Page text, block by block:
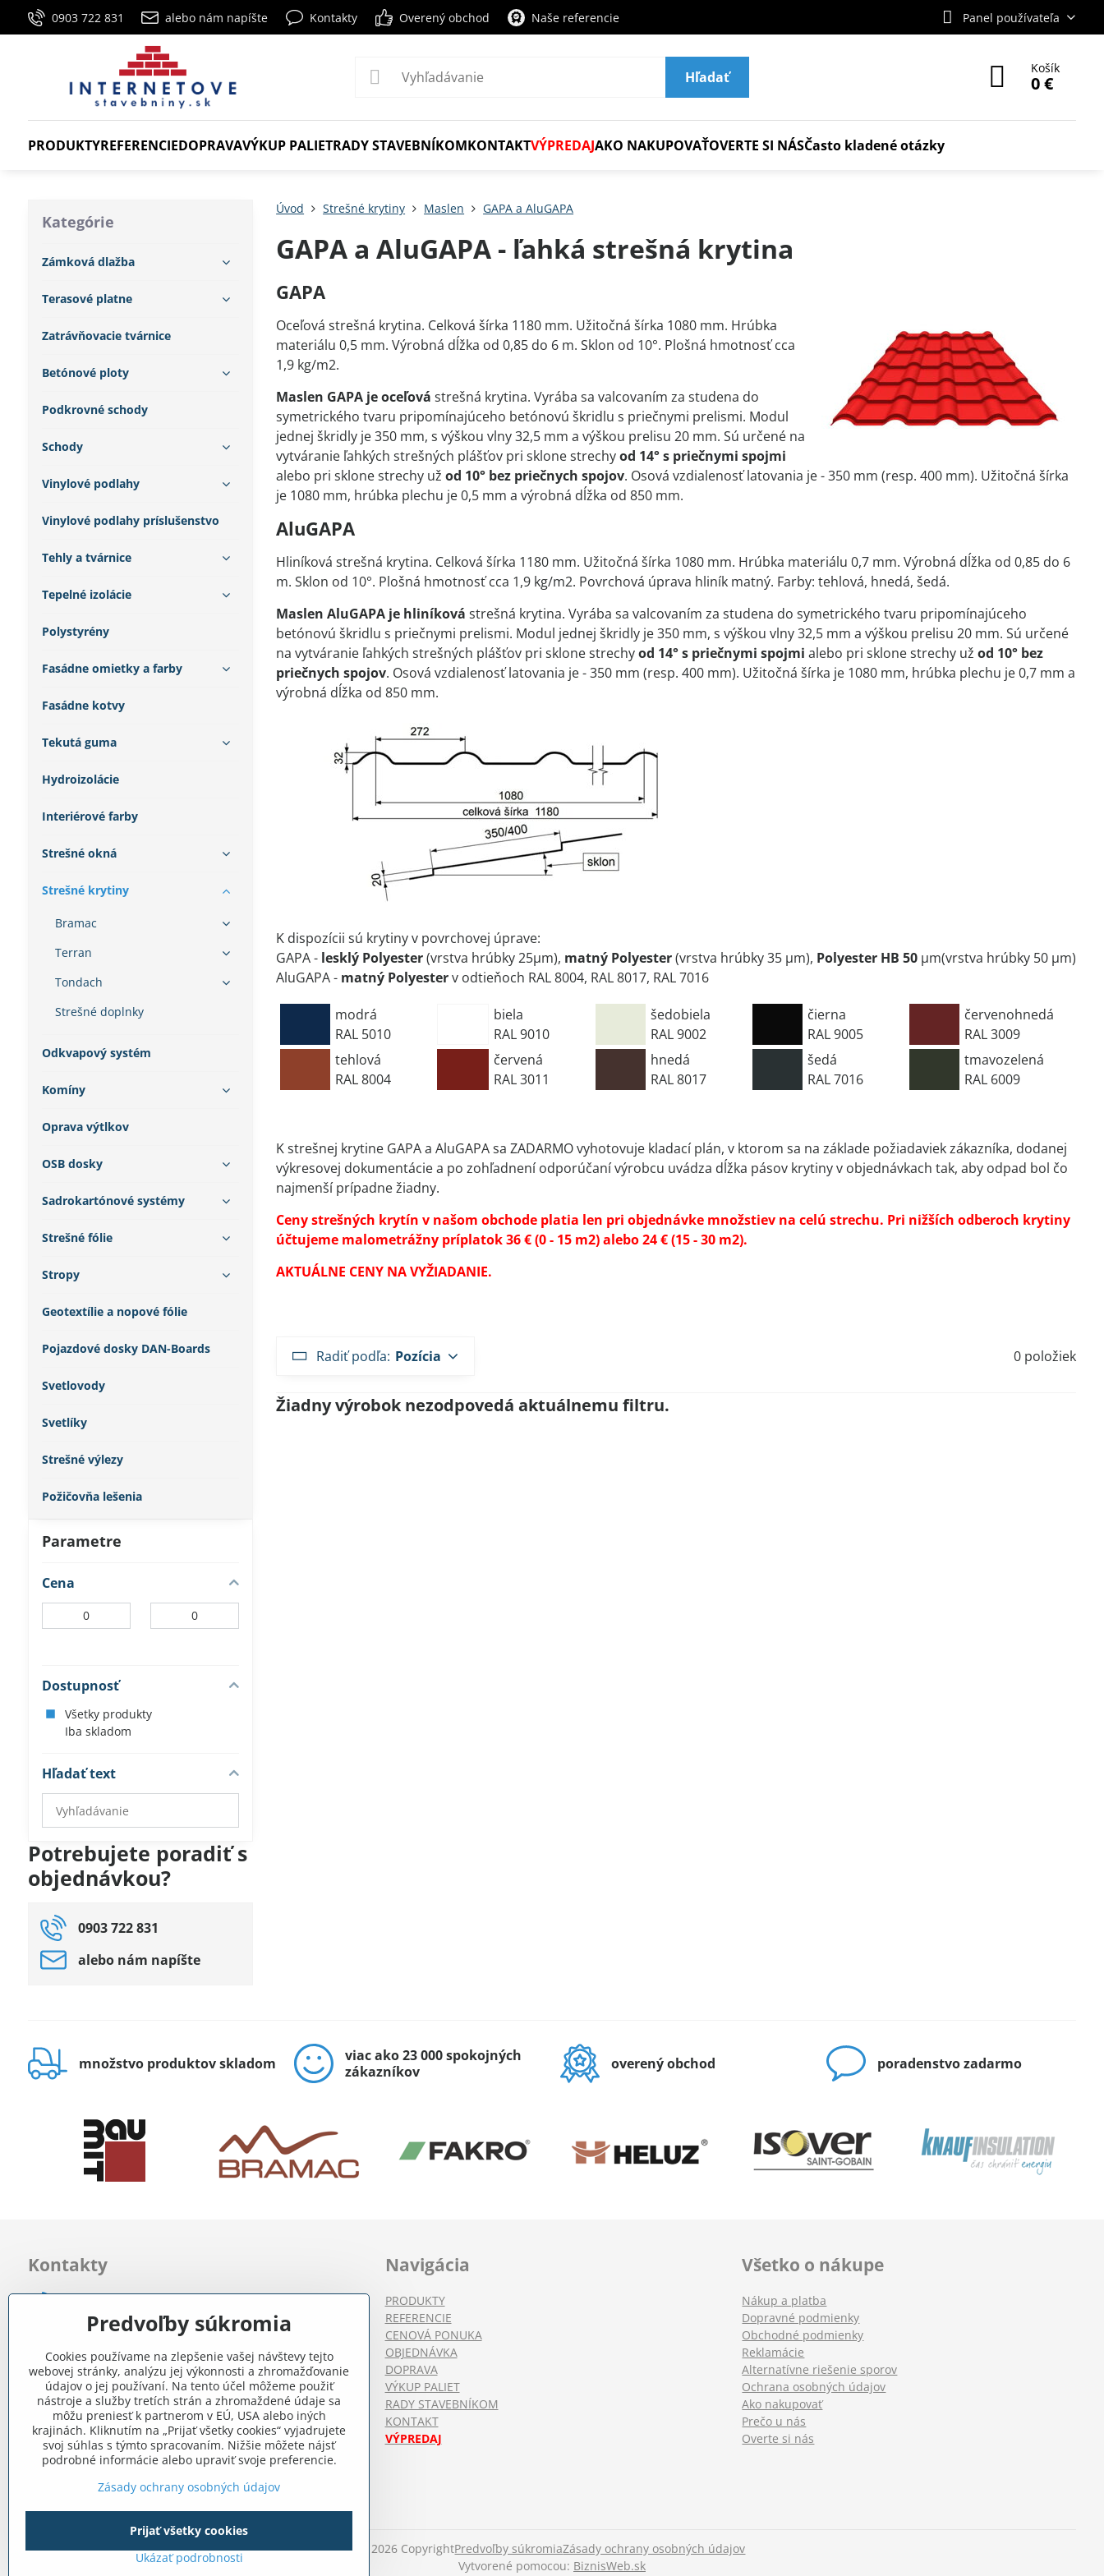
0903 722 831 alebo nám napíšte Kontakty Overený obchod Naše referencie Panel používateľa
Hľadať
Košík
0 €
PRODUKTYREFERENCIEDOPRAVAVÝKUP PALIETRADY STAVEBNÍKOMKONTAKTVÝPREDAJAKO NAKUPOVAŤOVERTE SI NÁSČasto kladené otázky
Úvod Strešné krytiny Maslen GAPA a AluGAPA
GAPA a AluGAPA - ľahká strešná krytina
GAPA
Oceľová strešná krytina. Celková šírka 1180 mm. Užitočná šírka 1080 mm. Hrúbka
materiálu 0,5 mm. Výrobná dĺžka od 0,85 do 6 m. Sklon od 10°. Plošná hmotnosť cca
1,9 kg/m2.
Maslen GAPA je oceľová strešná krytina. Vyrába sa valcovaním za studena do
symetrického tvaru pripomínajúceho betónovú škridlu s priečnymi prelismi. Modul
jednej škridly je 350 mm, s výškou vlny 32,5 mm a výškou prelisu 20 mm. Sú určené na
vytváranie ľahkých strešných plášťov pri sklone strechyod 14° s priečnymi spojmi
alebo pri sklone strechy užod 10° bez priečnych spojov. Osová vzdialenosť latovania je - 350 mm (resp. 400 mm). Užitočná šírka
je 1080 mm, hrúbka plechu je 0,5 mm a výrobná dĺžka od 850 mm.
AluGAPA
Hliníková strešná krytina. Celková šírka 1180 mm. Užitočná šírka 1080 mm. Hrúbka materiálu 0,7 mm. Výrobná dĺžka od 0,85 do 6
m. Sklon od 10°. Plošná hmotnosť cca 1,9 kg/m2. Povrchová úprava hliník matný. Farby: tehlová, hnedá, šedá.
Maslen AluGAPA je hliníková strešná krytina. Vyrába sa valcovaním za studena do symetrického tvaru pripomínajúceho
betónovú škridlu s priečnymi prelismi. Modul jednej škridly je 350 mm, s výškou vlny 32,5 mm a výškou prelisu 20 mm. Sú určené
na vytváranie ľahkých strešných plášťov pri sklone strechyod 14° s priečnymi spojmi alebo pri sklone strechy užod 10° bez
priečnych spojov. Osová vzdialenosť latovania je - 350 mm (resp. 400 mm). Užitočná šírka je 1080 mm, hrúbka plechu je 0,7 mm a
výrobná dĺžka od 850 mm.
K dispozícii sú krytiny v povrchovej úprave:
GAPA - lesklý Polyester(vrstva hrúbky 25µm), matný Polyester(vrstva hrúbky 35 µm), Polyester HB 50 µm(vrstva hrúbky 50 µm)
AluGAPA - matný Polyesterv odtieňoch RAL 8004, RAL 8017, RAL 7016
modrá
RAL 5010
biela
RAL 9010
šedobiela
RAL 9002
čierna
RAL 9005
červenohnedá
RAL 3009
tehlová
RAL 8004
červená
RAL 3011
hnedá
RAL 8017
šedá
RAL 7016
tmavozelená
RAL 6009
K strešnej krytine GAPA a AluGAPA sa ZADARMO vyhotovuje kladací plán, v ktorom sa na základe požiadaviek zákazníka, dodanej
výkresovej dokumentácie a po zohľadnení odporúčaní výrobcu uvádza dĺžka pásov krytiny v objednávkach tak, aby odpad bol čo
najmenší prípadne žiadny.
Ceny strešných krytín v našom obchode platia len pri objednávke množstiev na celú strechu. Pri nižších odberoch krytiny
účtujeme malometrážny príplatok 36 € (0 - 15 m2) alebo 24 € (15 - 30 m2).
AKTUÁLNE CENY NA VYŽIADANIE.
Radiť podľa: Pozícia 0 položiek
Parametre
Cena
Dostupnosť
Všetky produkty
Iba skladom
Hľadať text
Prehľadať
výsledky
fulltextom
Potrebujete poradiť s
objednávkou?
0903 722 831
alebo nám napíšte
Kategórie
Zámková dlažba
Terasové platne
Zatrávňovacie tvárnice
Betónové ploty
Podkrovné schody
Schody
Vinylové podlahy
Vinylové podlahy príslušenstvo
Tehly a tvárnice
Tepelné izolácie
Polystyrény
Fasádne omietky a farby
Fasádne kotvy
Tekutá guma
Hydroizolácie
Interiérové farby
Strešné okná
Strešné krytiny
Bramac
Terran
Tondach
Strešné doplnky
Odkvapový systém
Komíny
Oprava výtlkov
OSB dosky
Sadrokartónové systémy
Strešné fólie
Stropy
Geotextílie a nopové fólie
Pojazdové dosky DAN-Boards
Svetlovody
Svetlíky
Strešné výlezy
Požičovňa lešenia
množstvo produktov skladom
viac ako 23 000 spokojných
zákazníkov
overený obchod poradenstvo zadarmo
Kontakty
Bratislavská 535 (areál RD)
Most pri Bratislave
Pon - Pia 8:00 - 11:30 a 12:15 - 15:30
Facebook
Navigácia
PRODUKTY
REFERENCIE
CENOVÁ PONUKA
OBJEDNÁVKA
DOPRAVA
VÝKUP PALIET
RADY STAVEBNÍKOM
KONTAKT
VÝPREDAJ
Všetko o nákupe
Nákup a platba
Dopravné podmienky
Obchodné podmienky
Reklamácie
Alternatívne riešenie sporov
Ochrana osobných údajov
Ako nakupovať
Prečo u nás
Overte si nás
©2026 CopyrightPredvoľby súkromiaZásady ochrany osobných údajov
Vytvorené pomocou: BiznisWeb.sk
Predvoľby súkromia
Cookies používame na zlepšenie vašej návštevy tejto
webovej stránky, analýzu jej výkonnosti a zhromažďovanie
údajov o jej používaní. Na tento účel môžeme použiť
nástroje a služby tretích strán a zhromaždené údaje sa
môžu preniesť k partnerom v EÚ, USA alebo iných
krajinách. Kliknutím na „Prijať všetky cookies“ vyjadrujete
svoj súhlas s týmto spracovaním. Nižšie môžete nájsť
podrobné informácie alebo upraviť svoje preferencie.
Zásady ochrany osobných údajov
Ukázať podrobnosti
Prijať všetky cookies